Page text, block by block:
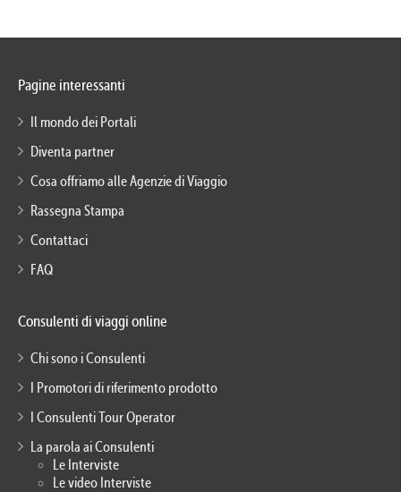
Pagine interessanti
Il mondo dei Portali
Diventa partner
Cosa offriamo alle Agenzie di Viaggio
Rassegna Stampa
Contattaci
FAQ
Consulenti di viaggi online
Chi sono i Consulenti
I Promotori di riferimento prodotto
I Consulenti Tour Operator
La parola ai Consulenti
Le Interviste
Le video Interviste